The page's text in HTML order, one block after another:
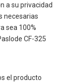
a su privacidad
necesarias
sea 100%
CF-325
el producto